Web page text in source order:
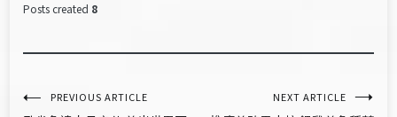
Posts created 8
文
PREVIOUS ARTICLE NEXT ARTICLE